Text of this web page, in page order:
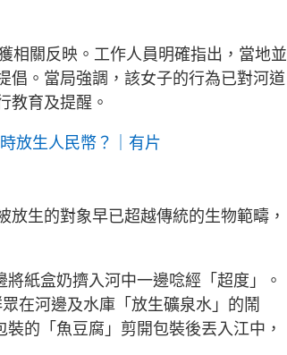
相關反映。工作人員明確指出，當地並
倡。當局強調，該女子的行為已對河道
教育及提醒。
放生人民幣？｜有片
生的對象早已超越傳統的生物範疇，
紙盒奶擠入河中一邊唸經「超度」。
在河邊及水庫「放生礦泉水」的鬧
的「魚豆腐」剪開包裝後丟入江中，